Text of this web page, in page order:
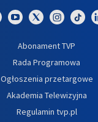
Abonament TVP
Rada Programowa
Ogłoszenia przetargowe
Akademia Telewizyjna
Regulamin tvp.pl